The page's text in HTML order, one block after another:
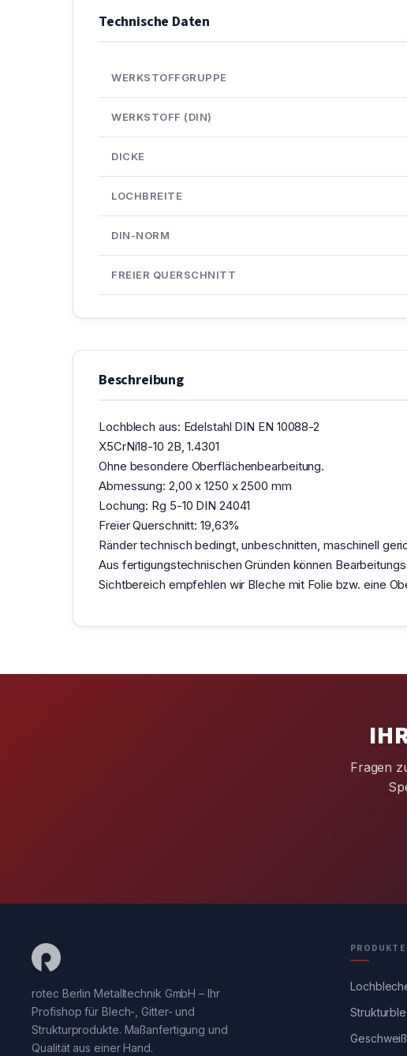
Technische Daten
WERKSTOFFGRUPPE
WERKSTOFF (DIN)
DICKE
LOCHBREITE
DIN-NORM
FREIER QUERSCHNITT
Beschreibung
Lochblech aus: Edelstahl DIN EN 10088-2
X5CrNi18-10 2B, 1.4301
Ohne besondere Oberflächenbearbeitung.
Abmessung: 2,00 x 1250 x 2500 mm
Lochung: Rg 5-10 DIN 24041
Freier Querschnitt: 19,63%
Ränder technisch bedingt, unbeschnitten, maschinell
Aus fertigungstechnischen Gründen können
Sichtbereich empfehlen wir Bleche mit Folie bzw. eine
Fragen
rotec Berlin Metalltechnik GmbH – Ihr
Profishop für Blech-, Gitter- und
Strukturprodukte. Maßanfertigung und
Qualität aus einer Hand.
PRODUKTE